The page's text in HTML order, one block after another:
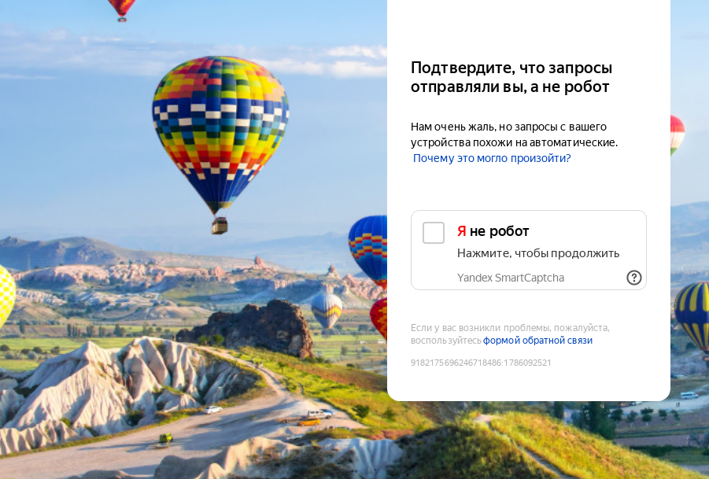
Подтвердите, что запросы
отправляли вы, а не робот
Нам очень жаль, но запросы с вашего
устройства похожи на автоматические.
Почему это могло произойти?
Я не робот
Нажмите, чтобы продолжить
Yandex SmartCaptcha
Если у вас возникли проблемы, пожалуйста,
воспользуйтесьформой обратной связи
9182175696246718486:1786092521